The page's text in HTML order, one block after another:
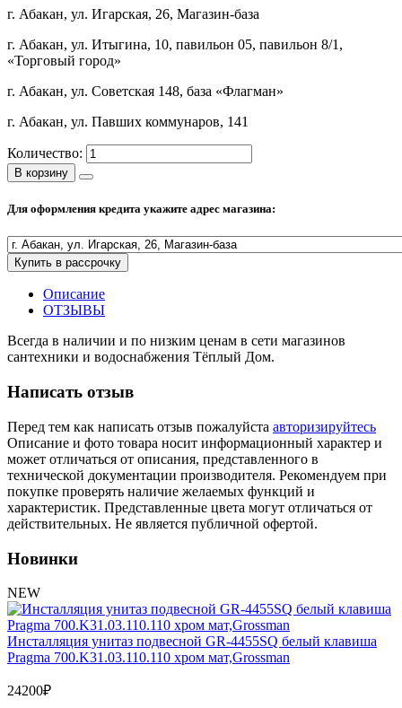
Новости и Акции
Оплата и доставка
Адреса Сервис-центров
Условия возврата товара
Обмен и возврат товара
Вакансии
г. Абакан, ул. Игарская, 26, Магазин-база
г. Абакан, ул. Итыгина, 10, павильон 05, павильон 8/1,
«Торговый город»
г. Абакан, ул. Советская 148, база «Флагман»
г. Абакан, ул. Павших коммунаров, 141
Количество:
В корзину
Для оформления кредита укажите адрес магазина:
Купить в рассрочку
Описание
ОТЗЫВЫ
Всегда в наличии и по низким ценам в сети магазинов
сантехники и водоснабжения Тёплый Дом.
Написать отзыв
Перед тем как написать отзыв пожалуйста авторизируйтесь
Описание и фото товара носит информационный характер и
может отличаться от описания, представленного в
технической документации производителя. Рекомендуем при
покупке проверять наличие желаемых функций и
характеристик. Представленные цвета могут отличаться от
действительных. Не является публичной офертой.
Новинки
NEW
Инсталляция унитаз подвесной GR-4455SQ белый клавиша
Pragma 700.K31.03.110.110 хром мат,Grossman
24200₽